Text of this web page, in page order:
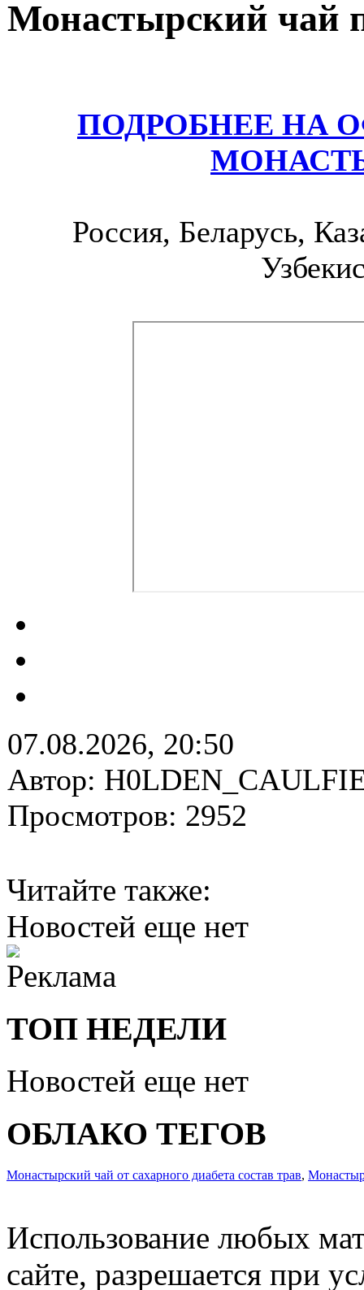
Монастырский чай
ПОДРОБНЕЕ НА
Россия, Беларусь,
07.08.2026, 20:50
Автор:
Просмотров: 2952
Читайте также:
Новостей еще нет
ТОП НЕДЕЛИ
Новостей еще нет
ОБЛАКО ТЕГОВ
Монастырский чай от сахарного диабета состав трав,
Использование любых
сайте, разрешается при